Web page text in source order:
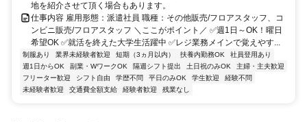
地を紹介させて頂く場合もあります。
仕事内容 雇用形態：派遣社員 職種：その他販売/フロアスタッフ、コ
ンビニ販売/フロアスタッフ ＼ここがポイント／ ✅週1日～OK！曜日
希望OK ✅就活を終えた大学生活躍中 ✅レジ業務メインで覚えやす...
制服あり 業界未経験者歓迎 短期（3ヵ月以内） 扶養内勤務OK
社員登用あり
週1日からOK
副業・WワークOK 隔週シフト提出 土日祝のみOK
主婦・主夫歓迎
フリーター歓迎
シフト自由 学歴不問 平日のみOK 学生歓迎
経験不問
未経験者歓迎
交通費全額支給 経験者歓迎 残業なし